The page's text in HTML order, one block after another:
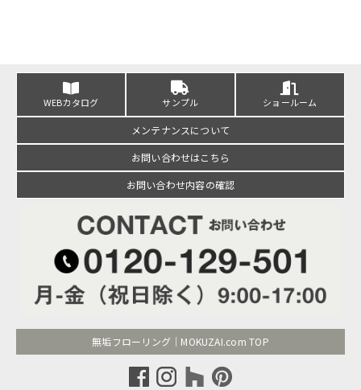
WEBカタログ サンプル ショールーム
メンテナンスについて
お問い合わせはこちら
お問い合わせ内容の確認
無垢フローリング｜MOKUZAI.com TOP